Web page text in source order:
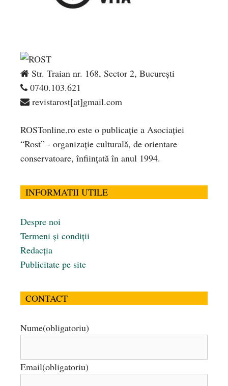
Str. Traian nr. 168, Sector 2, București
0740.103.621
revistarost[at]gmail.com
ROSTonline.ro este o publicaţie a Asociaţiei
“Rost” - organizaţie culturală, de orientare
conservatoare, înfiinţată în anul 1994.
INFORMATII UTILE
Despre noi
Termeni și condiții
Redacția
Publicitate pe site
CONTACT
Nume(obligatoriu)
Email(obligatoriu)